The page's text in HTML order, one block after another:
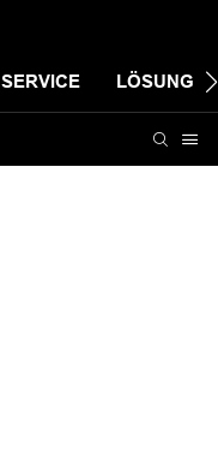
SERVICE LÖSUNG